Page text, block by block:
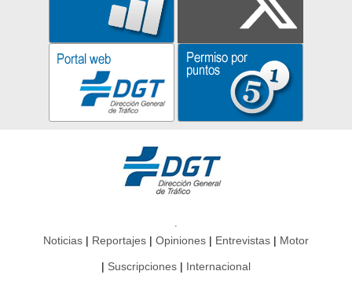
Noticias Reportajes Opiniones Entrevistas Motor
Suscripciones Internacional